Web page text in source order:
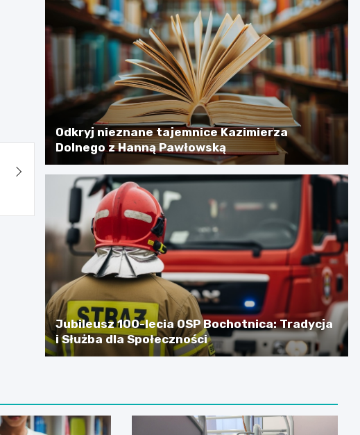
Odkryj nieznane tajemnice Kazimierza
Dolnego z Hanną Pawłowską
Jubileusz 100-lecia OSP Bochotnica: Tradycja
i Służba dla Społeczności